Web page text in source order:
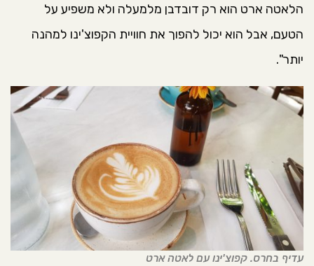
הלאטה ארט הוא רק דובדבן מלמעלה ולא משפיע על
הטעם, אבל הוא יכול להפוך את חוויית הקפוצ'ינו למהנה
יותר".
עדיף בחרס. קפוצ'ינו עם לאטה ארט